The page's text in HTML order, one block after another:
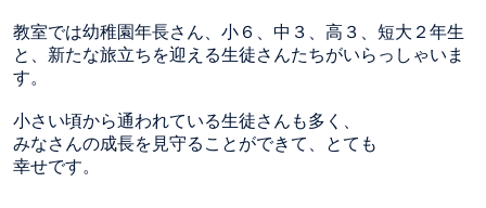
教室では幼稚園年長さん、小６、中３、高３、短大２年生
と、新たな旅立ちを迎える生徒さんたちがいらっしゃいま
す。
小さい頃から通われている生徒さんも多く、
みなさんの成長を見守ることができて、とても
幸せです。